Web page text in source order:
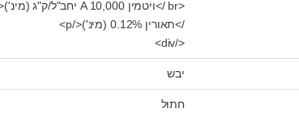
/>תאורין 0.12% (מינ')</p>
</div>
יבש
חתול